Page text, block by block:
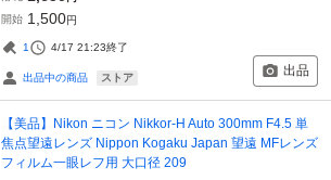
開始 1,500円
1 4/17 21:23終了
出品中の商品 ストア 出品
【美品】Nikon ニコン Nikkor-H Auto 300mm F4.5 単
焦点望遠レンズ Nippon Kogaku Japan 望遠 MFレンズ
フィルム一眼レフ用 大口径 209